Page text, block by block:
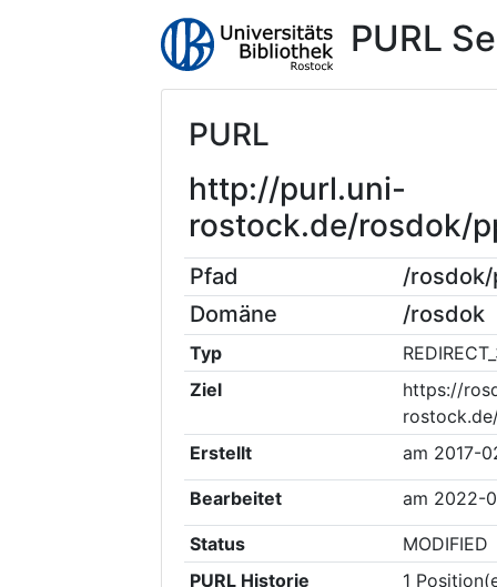
PURL
PURL
http://purl.uni-
rostock.de/rosdok/
Pfad
/
Domäne
/rosdok
Typ
Ziel
https://
Erstellt
am 2017-
Bearbeitet am 2022-
Status
MODIFIED
PURL Historie
1